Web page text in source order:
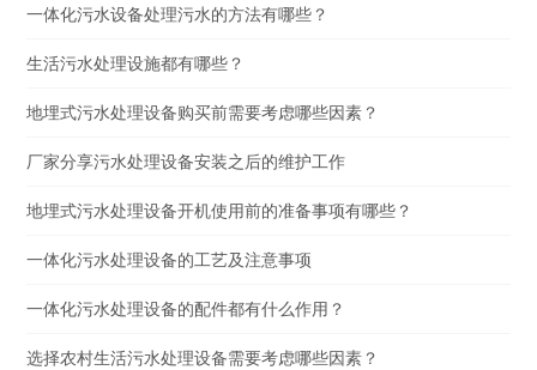
一体化污水设备处理污水的方法有哪些？
生活污水处理设施都有哪些？
地埋式污水处理设备购买前需要考虑哪些因素？
厂家分享污水处理设备安装之后的维护工作
地埋式污水处理设备开机使用前的准备事项有哪些？
一体化污水处理设备的工艺及注意事项
一体化污水处理设备的配件都有什么作用？
选择农村生活污水处理设备需要考虑哪些因素？